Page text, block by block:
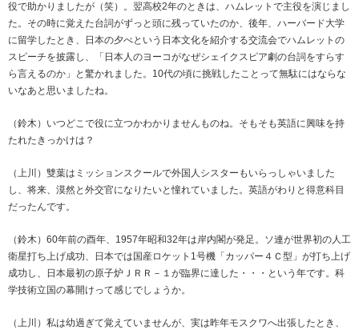
役で助かりましたが（笑）。翌高校2年のときは、ハムレットで主役を演じまし
た。その時に覚えた台詞がずっと頭に残っていたのか、後年、ハーバード大学
に留学したとき、日本の夕べという日本文化を紹介する交流会でハムレットの
スピーチを披露し、「日本人のヨーコがなぜシェイクスピア劇の台詞をすらす
ら言えるのか」と驚かれました。10代の頃に挑戦したことって無駄にはならな
いなあと思いましたね。
（鈴木）いつどこで役に立つかわかりませんものね。そもそも英語に興味を持
たれたきっかけは？
（上川）雙葉はミッションスクールで外国人シスターもいらっしゃいました
し、将来、漠然と外交官になりたいと憧れていました。英語がわりと得意科目
だったんです。
（鈴木）60年前の酉年、1957年昭和32年は岸内閣が発足。ソ連が世界初の人工
衛星打ち上げ成功、日本では国産ロケット1号機「カッパー４Ｃ型」が打ち上げ
成功し、日本最初の原子炉ＪＲＲ－１が臨界に達した・・・という年です。科
学技術立国の幕開けって感じでしょうか。
（上川）私は幼過ぎて覚えていませんが、実は昨年モスクワへ出張したとき、